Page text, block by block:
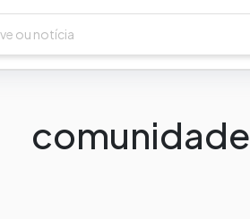
comunidade